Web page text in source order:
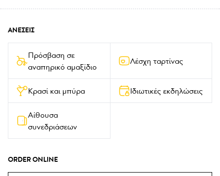
ΑΝΈΣΕΙΣ
Πρόσβαση σε
αναπηρικό αμαξίδιο
Λέσχη ταρτίνας
Κρασί και μπύρα Ιδιωτικές εκδηλώσεις
Αίθουσα
συνεδριάσεων
ORDER ONLINE